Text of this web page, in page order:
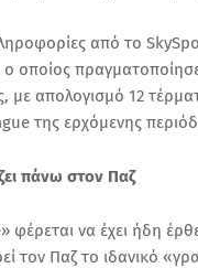
από το
ο οποίος
με απολογισμό 12
της ερχόμενης
πάνω στον Παζ
φέρεται να έχει ήδη
τον Παζ το ιδανικό